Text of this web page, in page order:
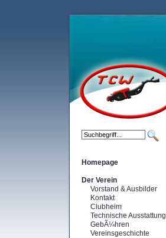
Homepage
Der Verein
Vorstand & Ausbilder
Kontakt
Clubheim
Technische Ausstattung
GebÃ¼hren
Vereinsgeschichte